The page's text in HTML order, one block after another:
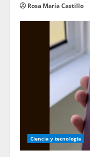
Rosa María Castillo
Ciencia y tecnologia